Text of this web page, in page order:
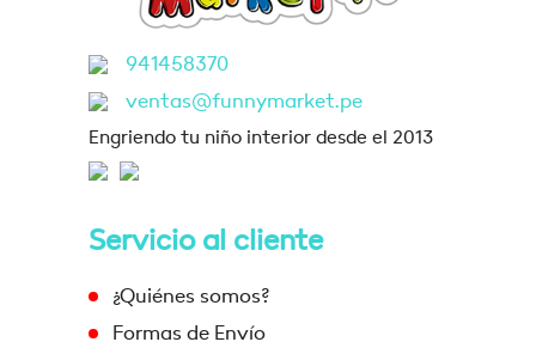
941458370
ventas@funnymarket.pe
Engriendo tu niño interior desde el 2013
Servicio al cliente
¿Quiénes somos?
Formas de Envío